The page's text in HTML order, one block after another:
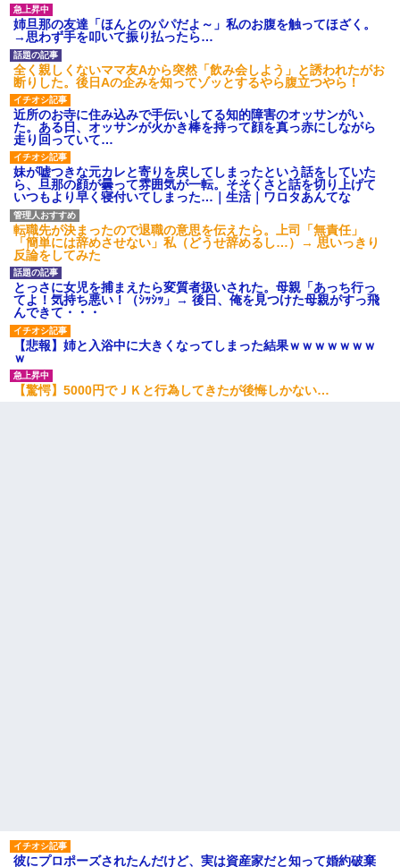
姉旦那の友達「ほんとのパパだよ～」私のお腹を触ってほざく。
→思わず手を叩いて振り払ったら…
全く親しくないママ友Aから突然「飲み会しよう」と誘われたがお
断りした。後日Aの企みを知ってゾッとするやら腹立つやら！
近所のお寺に住み込みで手伝いしてる知的障害のオッサンがい
た。ある日、オッサンが火かき棒を持って顔を真っ赤にしながら
走り回っていて…
妹が嘘つきな元カレと寄りを戻してしまったという話をしていた
ら、旦那の顔が曇って雰囲気が一転。そそくさと話を切り上げて
いつもより早く寝付いてしまった…｜生活｜ワロタあんてな
転職先が決まったので退職の意思を伝えたら。上司「無責任」
「簡単には辞めさせない」私（どうせ辞めるし…）→ 思いっきり
反論をしてみた
とっさに女児を捕まえたら変質者扱いされた。母親「あっち行っ
てよ！気持ち悪い！（ｼｯｼｯ」→ 後日、俺を見つけた母親がすっ飛
んできて・・・
【悲報】姉と入浴中に大きくなってしまった結果ｗｗｗｗｗｗｗ
ｗ
【驚愕】5000円でＪＫと行為してきたが後悔しかない…
彼にプロポーズされたんだけど、実は資産家だと知って婚約破棄